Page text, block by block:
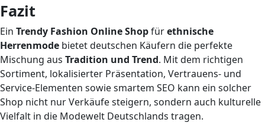
Fazit
Ein Trendy Fashion Online Shopfürethnische
Herrenmode bietet deutschen Käufern die perfekte
Mischung aus Tradition und Trend. Mit dem richtigen
Sortiment, lokalisierter Präsentation, Vertrauens- und
Service-Elementen sowie smartem SEO kann ein solcher
Shop nicht nur Verkäufe steigern, sondern auch kulturelle
Vielfalt in die Modewelt Deutschlands tragen.